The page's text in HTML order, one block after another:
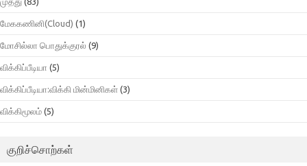
மேககணினி(Cloud) (1)
மோசில்லா பொதுக்குரல் (9)
விக்கிப்பீடியா (5)
விக்கிப்பீடியா:விக்கி மின்மினிகள் (3)
விக்கிமூலம் (5)
குறிச்சொற்கள்